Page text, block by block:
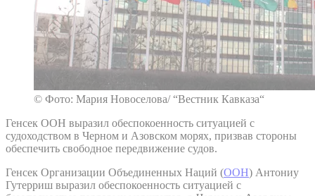
© Фото: Мария Новоселова/ “Вестник Кавказа“
Генсек ООН выразил обеспокоенность ситуацией с
судоходством в Черном и Азовском морях, призвав стороны
обеспечить свободное передвижение судов.
Генсек Организации Объединенных Наций (ООН) Антониу
Гутерриш выразил обеспокоенность ситуацией с